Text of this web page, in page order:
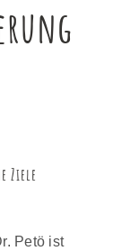
Ziele
Petö ist